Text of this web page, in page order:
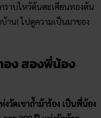
ราบไหว้ต้นตะเคียนทองต้น
าน! ไปดูความเป็นมาของ
อง ​สองพี่น้อง
วัดเขาถ้ำม้าร้อง เป็นพี่น้อง